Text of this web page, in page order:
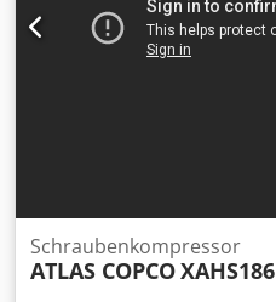
Schraubenkompressor
ATLAS COPCOXAHS186